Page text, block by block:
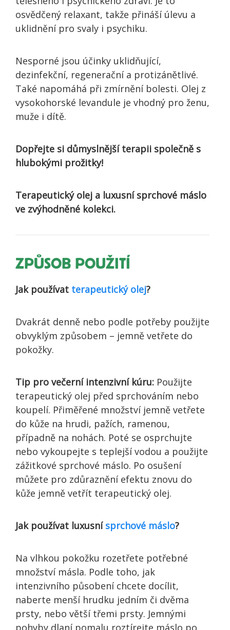
osvědčený relaxant, takže přináší úlevu a
uklidnění pro svaly i psychiku.
Nesporné jsou účinky uklidňující,
dezinfekční, regenerační a protizánětlivé.
Také napomáhá při zmírnění bolesti. Olej z
vysokohorské levandule je vhodný pro ženu,
muže i dítě.
Dopřejte si důmyslnější terapii společně s
hlubokými prožitky!
Terapeutický olej a luxusní sprchové máslo
ve zvýhodněné kolekci.
ZPŮSOB POUŽITÍ
Jak používat terapeutický olej?
Dvakrát denně nebo podle potřeby použijte
obvyklým způsobem – jemně vetřete do
pokožky.
Tip pro večerní intenzivní kúru: Použijte
terapeutický olej před sprchováním nebo
koupelí. Přiměřené množství jemně vetřete
do kůže na hrudi, pažích, ramenou,
případně na nohách. Poté se osprchujte
nebo vykoupejte s teplejší vodou a použijte
zážitkové sprchové máslo. Po osušení
můžete pro zdůraznění efektu znovu do
kůže jemně vetřít terapeutický olej.
Jak používat luxusní sprchové máslo?
Na vlhkou pokožku rozetřete potřebné
množství másla. Podle toho, jak
intenzivního působení chcete docílit,
naberte menší hrudku jedním či dvěma
prsty, nebo větší třemi prsty. Jemnými
pohyby dlaní pomalu roztírejte máslo po